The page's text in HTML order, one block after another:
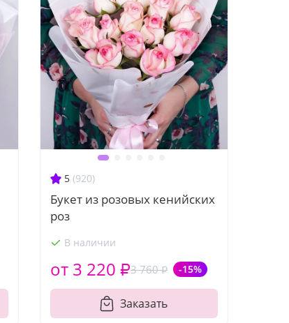
5 (920)
Букет из розовых кенийских
роз
В наличии
3 760 ₽ -15%
от 3 220 ₽
Заказать